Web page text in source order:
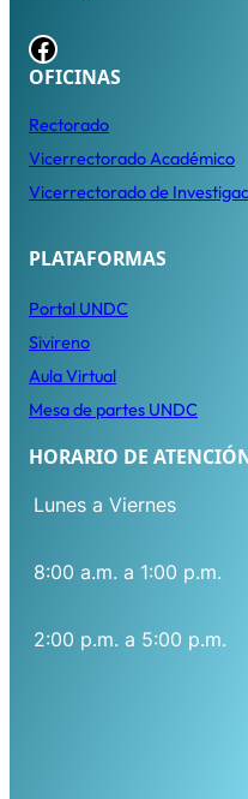
Facebook
OFICINAS
Rectorado
Vicerrectorado Académico
Vicerrectorado de
PLATAFORMAS
Portal UNDC
Sivireno
Aula Virtual
Mesa de partes UNDC
HORARIO DE
Lunes a Viernes
8:00 a.m. a 1:00 p.m.
2:00 p.m. a 5:00 p.m.